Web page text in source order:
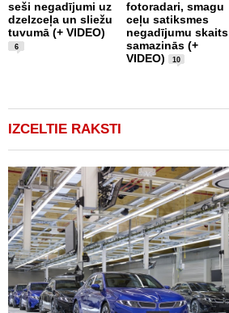
seši negadījumi uz
dzelzceļa un sliežu
tuvumā (+ VIDEO)
6
fotoradari, smagu
ceļu satiksmes
negadījumu skaits
samazinās (+
VIDEO)
10
IZCELTIE RAKSTI